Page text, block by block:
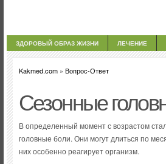
ЗДОРОВЫЙ ОБРАЗ ЖИЗНИ ЛЕЧЕНИЕ
Kakmed.com » Вопрос-Ответ
Сезонные
В определенный момент с возрастом
головные боли. Они могут длиться по
них особенно реагирует организм.